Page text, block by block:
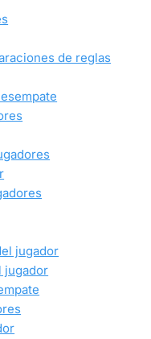
de reglas
jugador
jugador